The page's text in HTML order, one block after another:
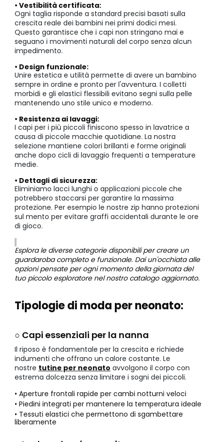
• Vestibilità certificata:
Ogni taglia risponde a standard precisi basati sulla
crescita reale dei bambini nei primi dodici mesi.
Questo garantisce che i capi non stringano mai e
seguano i movimenti naturali del corpo senza alcun
impedimento.
• Design funzionale:
Unire estetica e utilità permette di avere un bambino
sempre in ordine e pronto per l'avventura. I colletti
morbidi e gli elastici flessibili evitano segni sulla pelle
mantenendo uno stile unico e moderno.
• Resistenza ai lavaggi:
I capi per i più piccoli finiscono spesso in lavatrice a
causa di piccole macchie quotidiane. La nostra
selezione mantiene colori brillanti e forme originali
anche dopo cicli di lavaggio frequenti a temperature
medie.
• Dettagli di sicurezza:
Eliminiamo lacci lunghi o applicazioni piccole che
potrebbero staccarsi per garantire la massima
protezione. Per esempio le nostre zip hanno protezioni
sul mento per evitare graffi accidentali durante le ore
di gioco.
Esplora le diverse categorie disponibili per creare un
guardaroba completo e funzionale. Dai un'occhiata alle
opzioni pensate per ogni momento della giornata del
tuo piccolo esploratore nel nostro catalogo aggiornato.
Tipologie di moda per neonato:
○ Capi essenziali per la nanna
Il riposo è fondamentale per la crescita e richiede
indumenti che offrano un calore costante. Le
nostre tutine per neonato avvolgono il corpo con
estrema dolcezza senza limitare i sogni dei piccoli.
• Aperture frontali rapide per cambi notturni veloci
• Piedini integrati per mantenere la temperatura ideale
• Tessuti elastici che permettono di sgambettare
liberamente